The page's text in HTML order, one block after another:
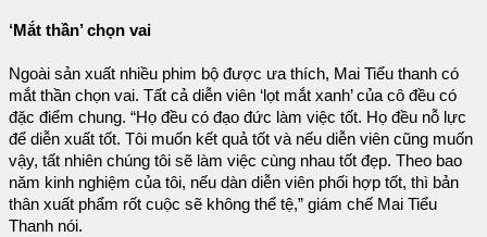
‘Mắt thần’ chọn vai
Ngoài sản xuất nhiều phim bộ được ưa thích, Mai Tiểu thanh có
mắt thần chọn vai. Tất cả diễn viên ‘lọt mắt xanh’ của cô đều có
đặc điểm chung. “Họ đều có đạo đức làm việc tốt. Họ đều nỗ lực
để diễn xuất tốt. Tôi muốn kết quả tốt và nếu diễn viên cũng muốn
vậy, tất nhiên chúng tôi sẽ làm việc cùng nhau tốt đẹp. Theo bao
năm kinh nghiệm của tôi, nếu dàn diễn viên phối hợp tốt, thì bản
thân xuất phẩm rốt cuộc sẽ không thể tệ,” giám chế Mai Tiểu
Thanh nói.